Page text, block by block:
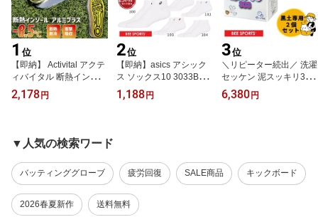
1 位
【即納】 Activital アクテ
ィバイタル 断熱インソー
ル アルミプラス GRA10
04 地熱遮断-8.5℃ 高校野
止 アーチサポート スパ
イク 中敷き
2,178 円
2位
【即納】asics アシック
ス ソックス10 3033B86
9 バスケ バレーボール ハ
ンドボール スポーツソッ
1,188 円
3位
＼リピーター続出／ 洗濯
セッケン 泥スッキリ303
2個セット 泥汚れ専用洗
剤 ユニフォームの泥汚れ
洗剤
6,380 円
▼人気の検索ワード
バッティンググローブ 疲労回復 SALE商品 キックボード
2026春夏新作 送料無料